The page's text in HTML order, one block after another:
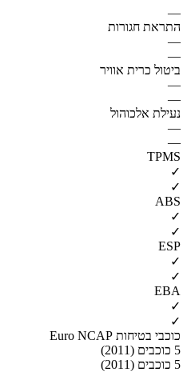
—
התראת חגורות
—
—
ביטול כרית אוויר
—
—
נעילת אלכוהול
—
—
TPMS
✓
✓
ABS
✓
✓
ESP
✓
✓
EBA
✓
✓
כוכבי בטיחות Euro NCAP
5 כוכבים (2011)
5 כוכבים (2011)